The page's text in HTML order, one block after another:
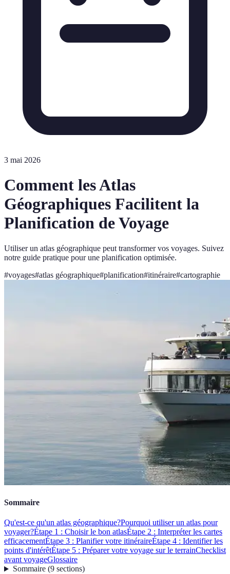
3 mai 2026
Comment les Atlas
Géographiques Facilitent la
Planification de Voyage
Utiliser un atlas géographique peut transformer vos voyages. Suivez
notre guide pratique pour une planification optimisée.
#voyages#atlas géographique#planification#itinéraire#cartographie
Sommaire
Qu'est-ce qu'un atlas géographique?Pourquoi utiliser un atlas pour
voyager?Étape 1 : Choisir le bon atlasÉtape 2 : Interpréter les cartes
efficacementÉtape 3 : Planifier votre itinéraireÉtape 4 : Identifier les
points d'intérêtÉtape 5 : Préparer votre voyage sur le terrainChecklist
avant voyageGlossaire
Sommaire(9 sections)